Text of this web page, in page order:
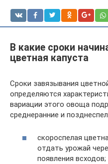
В какие сроки
цветная капуста
Сроки завязывания
определяются
вариации этого овоща
среднеранние и
скороспелая
отдать урожай
появления всходов;